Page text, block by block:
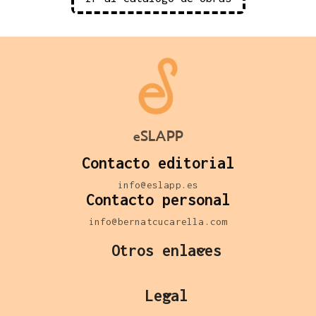
eSLAPP
Contacto editorial
info@eslapp.es
Contacto personal
info@bernatcucarella.com
Otros enlaces
Legal